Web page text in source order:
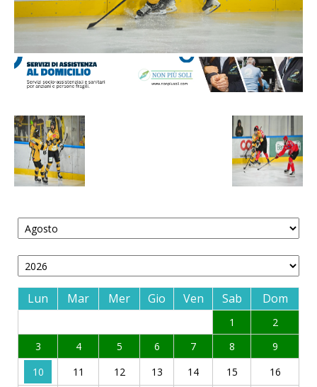
Lun Mar Mer Gio Ven Sab Dom
1
2
3
4 5 6 7 8
9
10
11 12 13 14 15
16